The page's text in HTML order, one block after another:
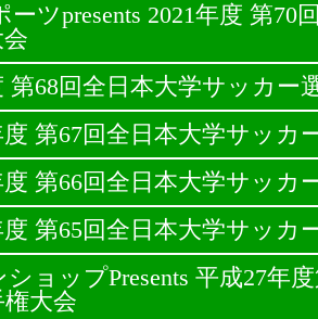
ーツpresents 2021年度 第70
第68回全日本大学サッカー
第67回全日本大学サッカ
第66回全日本大学サッカ
第65回全日本大学サッカ
ョップPresents 平成27年
大会